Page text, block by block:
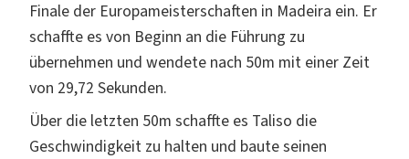
Finale der Europameisterschaften in Madeira ein. Er
schaffte es von Beginn an die Führung zu
übernehmen und wendete nach 50m mit einer Zeit
von 29,72 Sekunden.
Über die letzten 50m schaffte es Taliso die
Geschwindigkeit zu halten und baute seinen